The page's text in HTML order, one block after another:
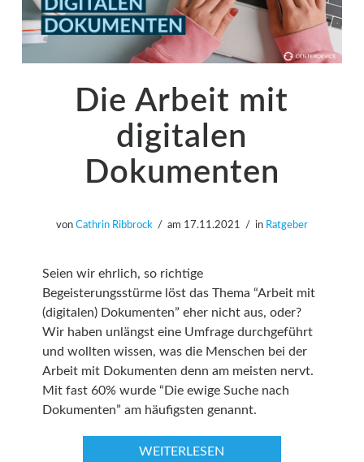
Die Arbeit mit
digitalen
Dokumenten
vonCathrin Ribbrock am 17.11.2021 in Ratgeber
Seien wir ehrlich, so richtige
Begeisterungsstürme löst das Thema “Arbeit mit
(digitalen) Dokumenten” eher nicht aus, oder?
Wir haben unlängst eine Umfrage durchgeführt
und wollten wissen, was die Menschen bei der
Arbeit mit Dokumenten denn am meisten nervt.
Mit fast 60% wurde “Die ewige Suche nach
Dokumenten” am häufigsten genannt.
WEITERLESEN